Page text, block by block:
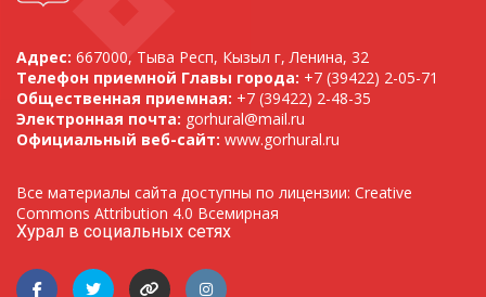
Адрес: 667000, Тыва Респ, Кызыл г, Ленина, 32
Телефон приемной Главы города: +7 (39422) 2-05-71
Общественная приемная: +7 (39422) 2-48-35
Электронная почта: gorhural@mail.ru
Официальный веб-сайт: www.gorhural.ru
Все материалы сайта доступны по лицензии: Creative
Commons Attribution 4.0 Всемирная
Хурал в социальных сетях